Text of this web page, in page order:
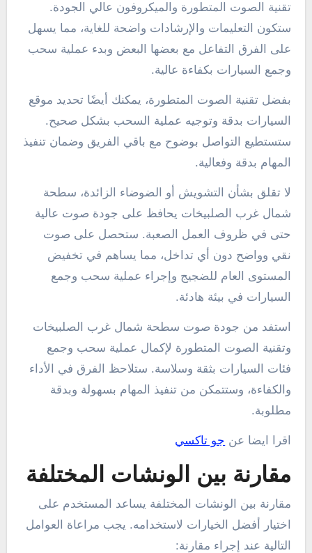
تقنية الصوت المتطورة والميكروفون عالي الجودة.
ستكون التعليمات والإرشادات واضحة للغاية، مما يسهل
على الفرق التفاعل مع بعضها البعض وبدء عملية سحب
وجمع السيارات بكفاءة عالية.
بفضل تقنية الصوت المتطورة، يمكنك أيضًا تحديد موقع
السيارات بدقة وتوجيه عملية السحب بشكل صحيح.
ستستطيع التواصل بوضوح مع باقي الفريق وضمان تنفيذ
المهام بدقة وفعالية.
لا تقلق بشأن التشويش أو الضوضاء الزائدة، سطحة
شمال غرب الصلبيخات يحافظ على جودة صوت عالية
حتى في ظروف العمل الصعبة. ستحصل على صوت
نقي وواضح دون أي تداخل، مما يساهم في تخفيض
المستوى العام للضجيج وإجراء عملية سحب وجمع
السيارات في بيئة هادئة.
استفد من جودة صوت سطحة شمال غرب الصلبيخات
وتقنية الصوت المتطورة لإكمال عملية سحب وجمع
فئات السيارات بثقة وسلاسة. ستلاحظ الفرق في الأداء
والكفاءة، وستتمكن من تنفيذ المهام بسهولة وبدقة
مطلوبة.
اقرا ايضا عن جو تاكسي
مقارنة بين الونشات المختلفة
مقارنة بين الونشات المختلفة يساعد المستخدم على
اختيار أفضل الخيارات لاستخدامه. يجب مراعاة العوامل
التالية عند إجراء مقارنة: